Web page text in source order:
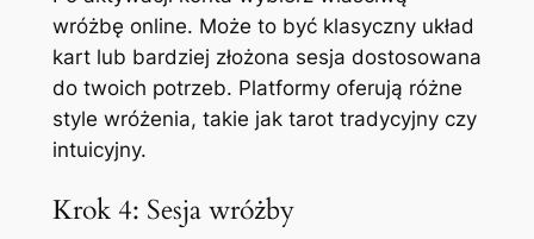
wróżbę online. Może to być klasyczny układ
kart lub bardziej złożona sesja dostosowana
do twoich potrzeb. Platformy oferują różne
style wróżenia, takie jak tarot tradycyjny czy
intuicyjny.
Krok 4: Sesja wróżby